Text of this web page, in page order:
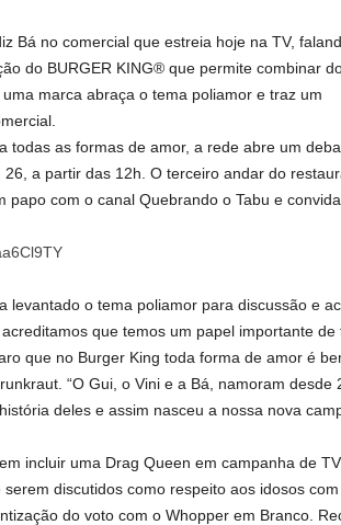
Bá no comercial que estreia hoje na TV,
do BURGER KING® que permite combinar
marca abraça o tema poliamor e traz um
todas as formas de amor, a rede abre um
a partir das 12h. O terceiro andar do
com o canal Quebrando o Tabu e
levantado o tema poliamor para discussão e
que temos um papel importante de
que no Burger King toda forma de amor é
“O Gui, o Vini e a Bá, namoram desde
deles e assim nasceu a nossa nova
incluir uma Drag Queen em campanha de
discutidos como respeito aos idosos com
do voto com o Whopper em Branco.